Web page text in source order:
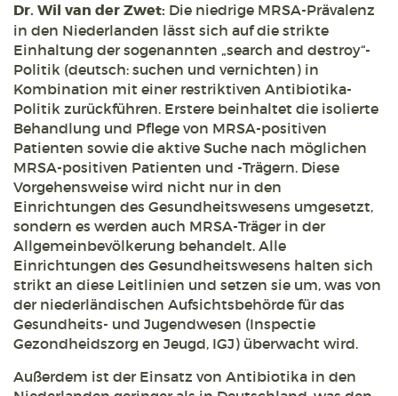
Dr. Wil van der Zwet: Die niedrige MRSA-Prävalenz
in den Niederlanden lässt sich auf die strikte
Einhaltung der sogenannten „search and destroy“-
Politik (deutsch: suchen und vernichten) in
Kombination mit einer restriktiven Antibiotika-
Politik zurückführen. Erstere beinhaltet die isolierte
Behandlung und Pflege von MRSA-positiven
Patienten sowie die aktive Suche nach möglichen
MRSA-positiven Patienten und -Trägern. Diese
Vorgehensweise wird nicht nur in den
Einrichtungen des Gesundheitswesens umgesetzt,
sondern es werden auch MRSA-Träger in der
Allgemeinbevölkerung behandelt. Alle
Einrichtungen des Gesundheitswesens halten sich
strikt an diese Leitlinien und setzen sie um, was von
der niederländischen Aufsichtsbehörde für das
Gesundheits- und Jugendwesen (Inspectie
Gezondheidszorg en Jeugd, IGJ) überwacht wird.
Außerdem ist der Einsatz von Antibiotika in den